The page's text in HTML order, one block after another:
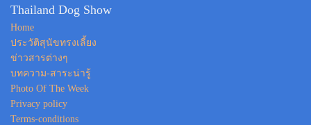
Thailand Dog Show
Home
ประวัติสุนัขทรงเลี้ยง
ข่าวสารต่างๆ
บทความ-สาระน่ารู้
Photo Of The Week
Privacy policy
Terms-conditions